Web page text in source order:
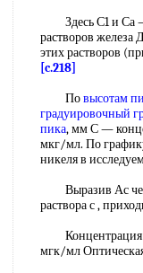
Здесь С1 и Са —
растворов
этих растворов
[c.218]
Повысотам
градуировочный
пика, мм С —
мкг/мл. По
никеля в
Выразив Ас
раствора с ,
Концентрация
мгк/мл